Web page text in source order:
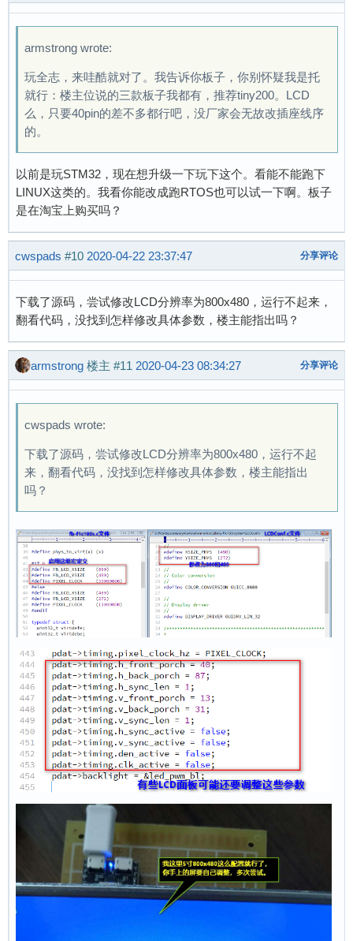
armstrong wrote:
玩全志，来哇酷就对了。我告诉你板子，你别怀疑我是托
就行：楼主位说的三款板子我都有，推荐tiny200。LCD
么，只要40pin的差不多都行吧，没厂家会无故改插座线序
的。
以前是玩STM32，现在想升级一下玩下这个。看能不能跑下
LINUX这类的。我看你能改成跑RTOS也可以试一下啊。板子
是在淘宝上购买吗？
cwspads #10 2020-04-22 23:37:47 分享评论
下载了源码，尝试修改LCD分辨率为800x480，运行不起来，
翻看代码，没找到怎样修改具体参数，楼主能指出吗？
armstrong 楼主 #11 2020-04-23 08:34:27 分享评论
cwspads wrote:
下载了源码，尝试修改LCD分辨率为800x480，运行不起
来，翻看代码，没找到怎样修改具体参数，楼主能指出
吗？